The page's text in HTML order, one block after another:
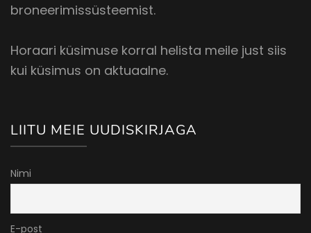
broneerimissüsteemist.
Horaari küsimuse korral helista meile just siis
kui küsimus on aktuaalne.
LIITU MEIE UUDISKIRJAGA
Nimi
E-post